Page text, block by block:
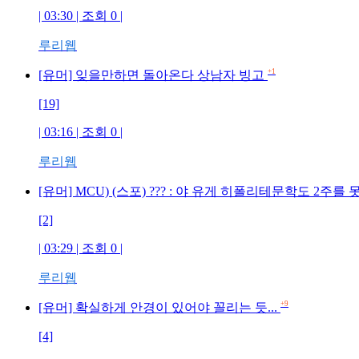
| 03:30 | 조회 0 |
루리웹
[유머] 잊을만하면 돌아온다 상남자 빙고 +1
[19]
| 03:16 | 조회 0 |
루리웹
[유머] MCU) (스포) ??? : 야 유게 히폴리테문학도 2주를
[2]
| 03:29 | 조회 0 |
루리웹
[유머] 확실하게 안경이 있어야 꼴리는 듯... +9
[4]